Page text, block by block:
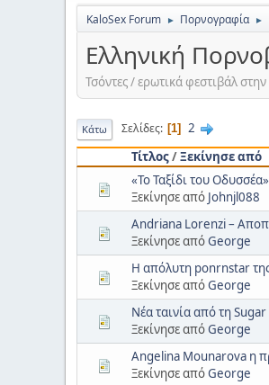
KaloSex Forum ► Πορνογραφία ►
Ελληνική
Τσόντες / ερωτικά φεστιβάλ
Κάτω Σελίδες 1
2
Τίτλος/Ξεκίνησε από
«Το Ταξίδι του
Ξεκίνησε από Johnjl088
Andriana Lorenzi –
Ξεκίνησε απόGeorge
Η απόλυτη ponrnstar
Ξεκίνησε απόGeorge
Νέα ταινία από τη
Ξεκίνησε απόGeorge
Angelina Mounarova η
Ξεκίνησε απόGeorge